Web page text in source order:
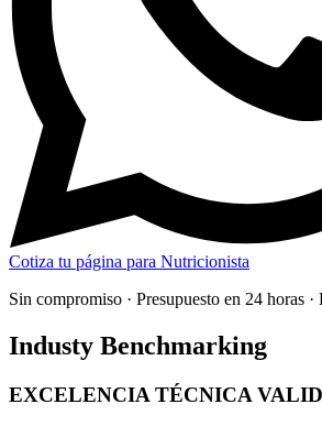
Cotiza tu página para Nutricionista
Sin compromiso · Presupuesto en 24 horas
Industy Benchmarking
EXCELENCIA TÉCNICA